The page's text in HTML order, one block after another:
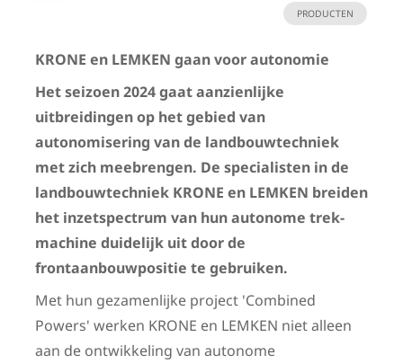
PRODUCTEN
KRONE en LEMKEN gaan voor autonomie
Het seizoen 2024 gaat aanzienlijke
uitbreidingen op het gebied van
autonomisering van de landbouwtechniek
met zich mee­brengen. De specialisten in de
landbouwtechniek KRONE en LEMKEN breiden
het inzetspectrum van hun autonome trek­
machine duidelijk uit door de
frontaanbouwpositie te gebruiken.
Met hun gezamenlijke project 'Combined
Powers' werken KRONE en LEMKEN niet alleen
aan de ontwikkeling van autonome